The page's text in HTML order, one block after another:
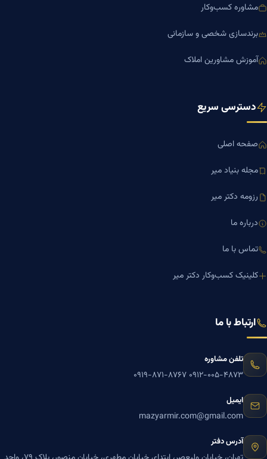
مشاوره کسب‌وکار
برندسازی شخصی و سازمانی
آموزش مشاورین املاک
دسترسی سریع
صفحه اصلی
مجله بنیاد میر
رزومه دکتر میر
درباره ما
تماس با ما
کلینیک کسب‌وکار دکتر میر
ارتباط با ما
تلفن مشاوره
۰۹۱۲-۰۰۵-۴۸۷۳ ۰۹۱۹-۸۷۱-۸۷۶۷
ایمیل
mazyarmir.com@gmail.com
آدرس دفتر